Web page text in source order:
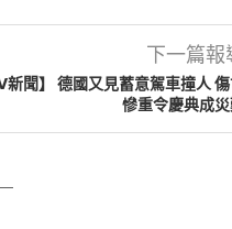
下一篇報
新聞】 德國又見蓄意駕車撞人
慘重令慶典成